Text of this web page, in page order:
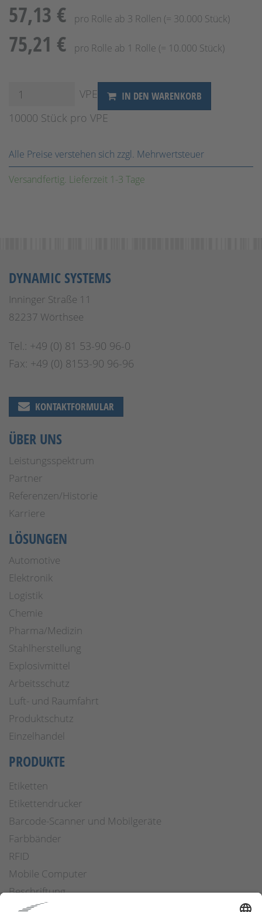
57,13 € pro Rolle ab 3 Rollen (= 30.000 Stück)
75,21 € pro Rolle ab 1 Rolle (= 10.000 Stück)
VPE IN DEN WARENKORB
10000 Stück pro VPE
Alle Preise verstehen sich zzgl. Mehrwertsteuer
Versandfertig. Lieferzeit 1-3 Tage
DYNAMIC SYSTEMS
Inninger Straße 11
82237 Wörthsee
Tel.: +49 (0) 81 53-90 96-0
Fax: +49 (0) 8153-90 96-96
KONTAKTFORMULAR
ÜBER UNS
Leistungsspektrum
Partner
Referenzen/Historie
Karriere
LÖSUNGEN
Automotive
Elektronik
Logistik
Chemie
Pharma/Medizin
Stahlherstellung
Explosivmittel
Arbeitsschutz
Luft- und Raumfahrt
Produktschutz
Einzelhandel
PRODUKTE
Etiketten
Etikettendrucker
Barcode-Scanner und Mobilgeräte
Farbbänder
RFID
Mobile Computer
Beschriftung
Arbeitssicherheit